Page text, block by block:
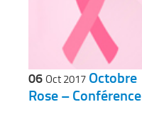
06Oct 2017 Octobre
Rose – Conférence